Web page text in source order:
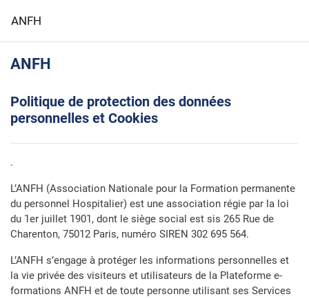
ANFH
ANFH
Politique de protection des données
personnelles et Cookies
.
L’ANFH (Association Nationale pour la Formation permanente
du personnel Hospitalier) est une association régie par la loi
du 1er juillet 1901, dont le siège social est sis 265 Rue de
Charenton, 75012 Paris, numéro SIREN 302 695 564.
L’ANFH s’engage à protéger les informations personnelles et
la vie privée des visiteurs et utilisateurs de la Plateforme e-
formations ANFH et de toute personne utilisant ses Services